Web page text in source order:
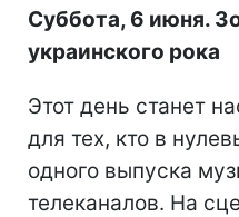
Суббота, 6 июня.
украинского рока
Этот день станет
для тех, кто в
одного выпуска
телеканалов. На